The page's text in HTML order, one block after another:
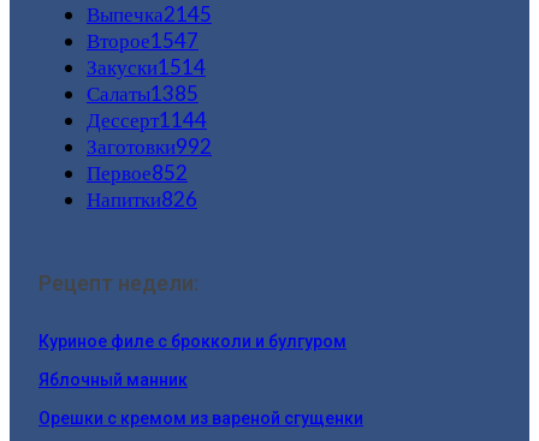
Выпечка2145
Второе1547
Закуски1514
Салаты1385
Дессерт1144
Заготовки992
Первое852
Напитки826
Рецепт недели:
Куриное филе с брокколи и булгуром
Яблочный манник
Орешки с кремом из вареной сгущенки